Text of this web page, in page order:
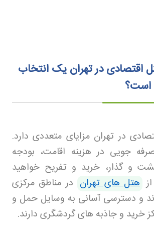
اقتصادی در تهران یک انتخاب
است؟
در تهران مزایای متعددی دارد.
صرفه جویی در هزینه اقامت، بودجه
و گذار، خرید و تفریح خواهید
هتل های تهران در مناطق مرکزی
و دسترسی آسانی به وسایل حمل و
خرید و جاذبه های گردشگری دارند.